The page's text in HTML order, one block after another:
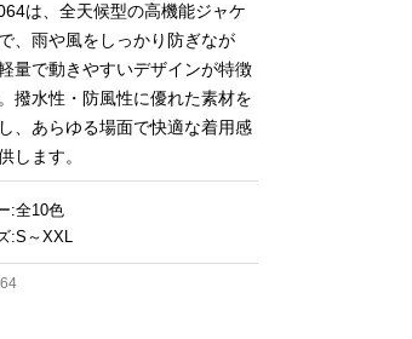
は、全天候型の高機能ジャケ
、雨や風をしっかり防ぎなが
量で動きやすいデザインが特徴
撥水性・防風性に優れた素材を
、あらゆる場面で快適な着用感
します。
:全10色
:S～XXL